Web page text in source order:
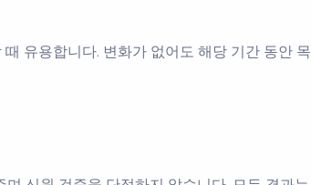
유용합니다. 변화가 없어도 해당 기간 동안 목